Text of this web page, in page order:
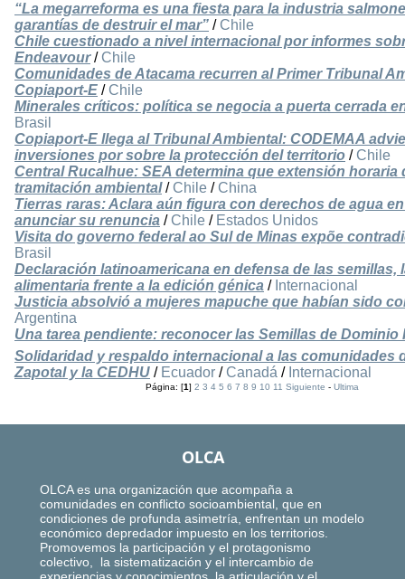
“La megarreforma es una fiesta para la industria
garantías de destruir el mar” / Chile
Chile cuestionado a nivel internacional por informes
Endeavour/ Chile
Comunidades de Atacama recurren al Primer Tribunal
Copiaport-E / Chile
Minerales críticos: política se negocia a puerta cerrada
Brasil
Copiaport-E llega al Tribunal Ambiental: CODEMAA
inversiones por sobre la protección del territorio / Chile
Central Rucalhue: SEA determina que extensión horaria
tramitación ambiental/ Chile / China
Tierras raras: Aclara aún figura con derechos de agua
anunciar su renuncia / Chile / Estados Unidos
Visita do governo federal ao Sul de Minas expõe
Brasil
Declaración latinoamericana en defensa de las
alimentaria frente a la edición génica / Internacional
Justicia absolvió a mujeres mapuche que habían sido
Argentina
Una tarea pendiente: reconocer las Semillas de Dominio
Solidaridad y respaldo internacional a las comunidades
Zapotal y la CEDHU / Ecuador / Canadá / Internacional
Página: [1]2 3 4 5 6 7 8 9 10 11 Siguiente -Ultima
OLCA
OLCA es una organización que acompaña a
comunidades en conflicto socioambiental, que en
condiciones de profunda asimetría, enfrentan un modelo
económico depredador impuesto en los territorios.
Promovemos la participación y el protagonismo
colectivo, la sistematización y el intercambio de